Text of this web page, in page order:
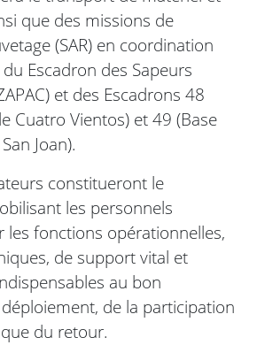
que des missions de
(SAR) en coordination
Escadron des Sapeurs
et des Escadrons 48
Cuatro Vientos) et 49 (Base
Joan).
constitueront le
les personnels
les fonctions opérationnelles,
de support vital et
au bon
de la participation
que du retour.